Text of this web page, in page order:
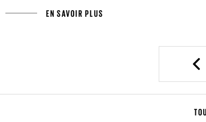
EN SAVOIR PLUS